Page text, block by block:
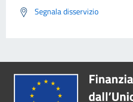
Segnala disservizio